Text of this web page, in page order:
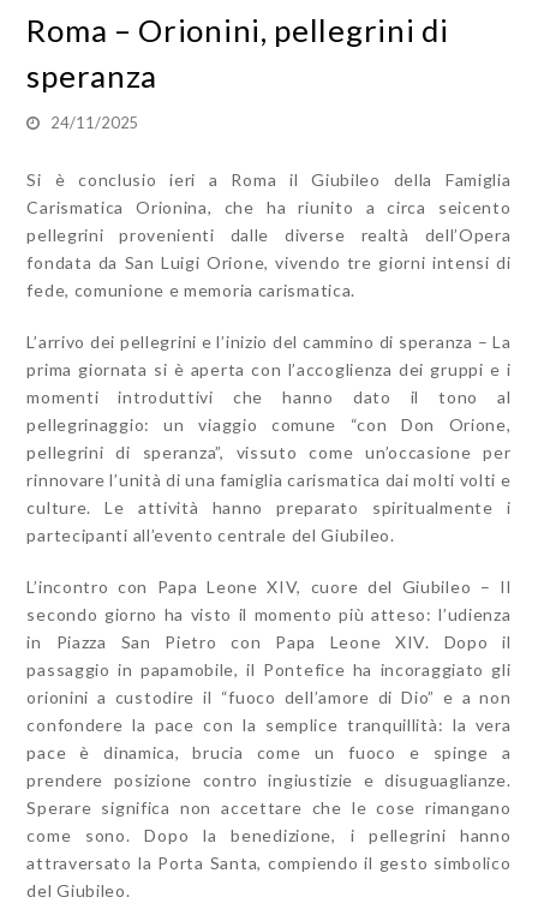
Roma – Orionini, pellegrini di
speranza
24/11/2025
Si è conclusio ieri a Roma il Giubileo della Famiglia
Carismatica Orionina, che ha riunito a circa seicento
pellegrini provenienti dalle diverse realtà dell’Opera
fondata da San Luigi Orione, vivendo tre giorni intensi di
fede, comunione e memoria carismatica.
L’arrivo dei pellegrini e l’inizio del cammino di speranza – La
prima giornata si è aperta con l’accoglienza dei gruppi e i
momenti introduttivi che hanno dato il tono al
pellegrinaggio: un viaggio comune “con Don Orione,
pellegrini di speranza”, vissuto come un’occasione per
rinnovare l’unità di una famiglia carismatica dai molti volti e
culture. Le attività hanno preparato spiritualmente i
partecipanti all’evento centrale del Giubileo.
L’incontro con Papa Leone XIV, cuore del Giubileo – Il
secondo giorno ha visto il momento più atteso: l’udienza
in Piazza San Pietro con Papa Leone XIV. Dopo il
passaggio in papamobile, il Pontefice ha incoraggiato gli
orionini a custodire il “fuoco dell’amore di Dio” e a non
confondere la pace con la semplice tranquillità: la vera
pace è dinamica, brucia come un fuoco e spinge a
prendere posizione contro ingiustizie e disuguaglianze.
Sperare significa non accettare che le cose rimangano
come sono. Dopo la benedizione, i pellegrini hanno
attraversato la Porta Santa, compiendo il gesto simbolico
del Giubileo.